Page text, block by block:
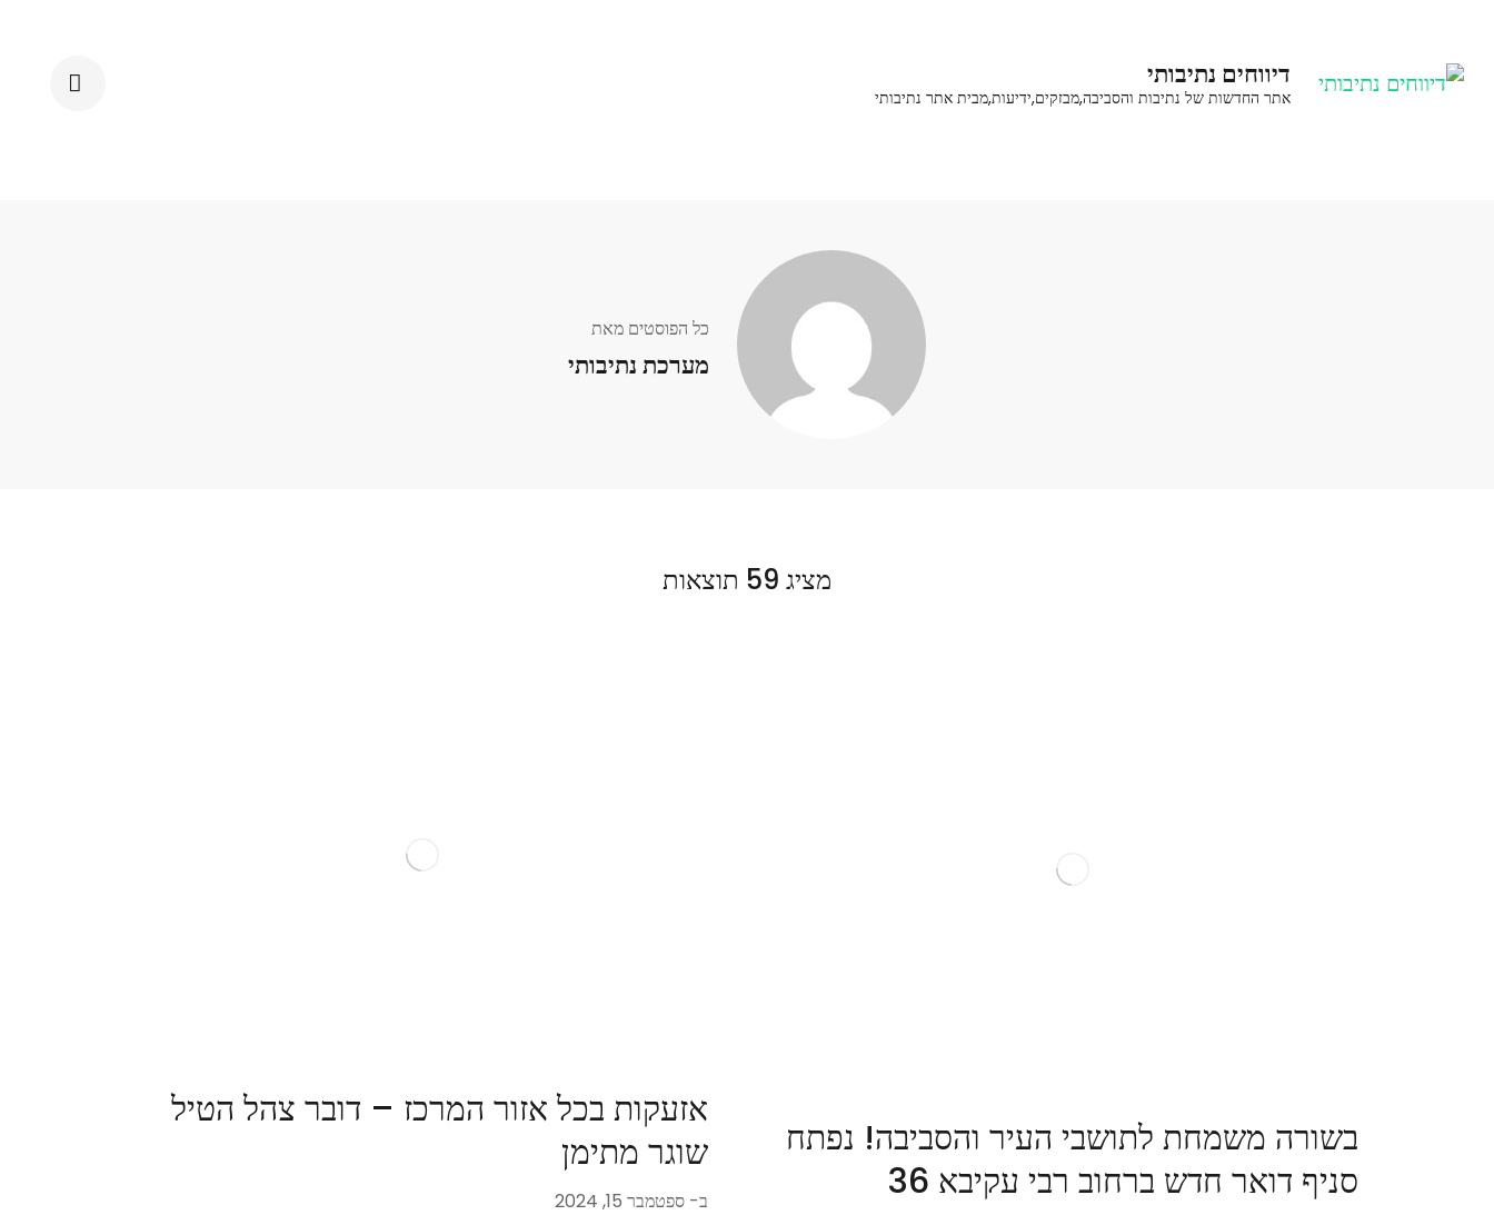
לתוכן
דיווחים נתיבותי
אתר החדשות של נתיבות והסביבה,מבזקים,ידיעות,מבית אתר נתיבותי
כל הפוסטים מאת
מערכת נתיבותי
מציג 59 תוצאות
אזעקות בכל אזור המרכז – דובר צהל הטיל
שוגר מתימן
ב- ספטמבר 15, 2024
בשורה משמחת לתושבי העיר והסביבה! נפתח
סניף דואר חדש ברחוב רבי עקיבא 36